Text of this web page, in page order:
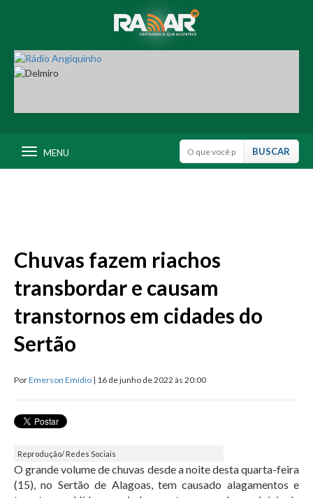
MENU
Chuvas fazem riachos
transbordar e causam
transtornos em cidades do
Sertão
PorEmerson Emídio | 16 de junho de 2022 às 20:00
Reprodução/ Redes Sociais
O grande volume de chuvas desde a noite desta quarta-feira
(15), no Sertão de Alagoas, tem causado alagamentos e